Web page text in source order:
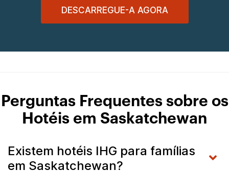
DESCARREGUE-A AGORA
Perguntas Frequentes sobre os
Hotéis em Saskatchewan
Existem hotéis IHG para famílias
em Saskatchewan?